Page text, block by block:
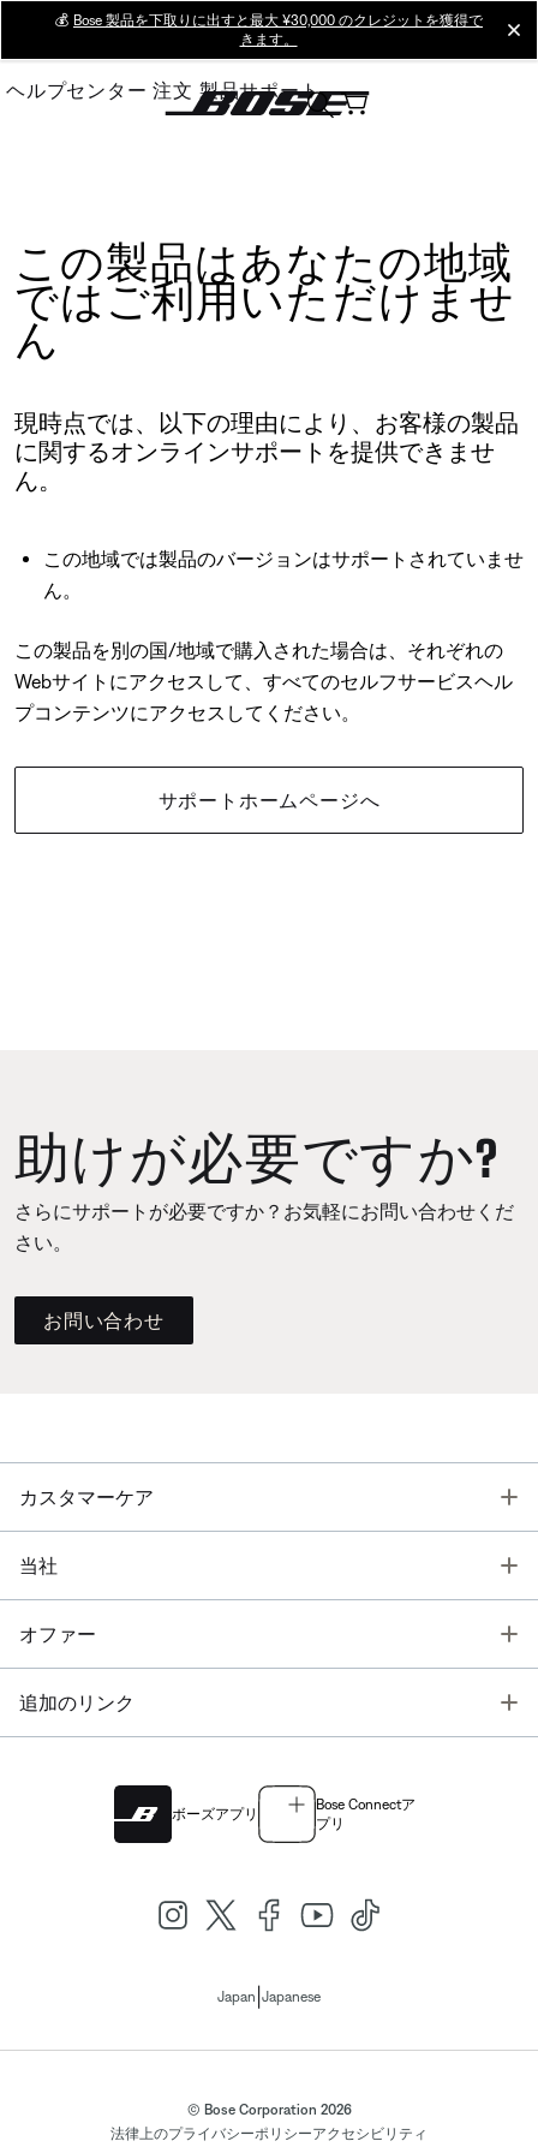
Main
💰 Bose 製品を下取りに出すと最大 ¥30,000 のクレジットを獲得で
きます。
ヘルプセンター 注文 製品サポート
この製品はあなたの地域
ではご利用いただけませ
ん
現時点では、以下の理由により、お客様の製品
に関するオンラインサポートを提供できませ
ん。
この地域では製品のバージョンはサポートされていませ
ん。
この製品を別の国/地域で購入された場合は、それぞれの
Webサイトにアクセスして、すべてのセルフサービスヘル
プコンテンツにアクセスしてください。
サポートホームページへ
助けが必要ですか?
さらにサポートが必要ですか？お気軽にお問い合わせくだ
さい。
お問い合わせ
カスタマーケア
当社
オファー
追加のリンク
ボーズアプリ
Bose Connectア
プリ
Japan Japanese
© Bose Corporation 2026
法律上のプライバシーポリシーアクセシビリティ